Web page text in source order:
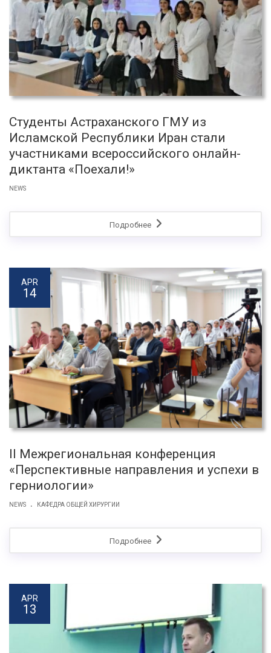
Студенты Астраханского ГМУ из
Исламской Республики Иран стали
участниками всероссийского онлайн-
диктанта «Поехали!»
NEWS
Подробнее
APR
14
II Межрегиональная конференция
«Перспективные направления и успехи в
герниологии»
NEWS . КАФЕДРА ОБЩЕЙ ХИРУРГИИ
Подробнее
APR
13